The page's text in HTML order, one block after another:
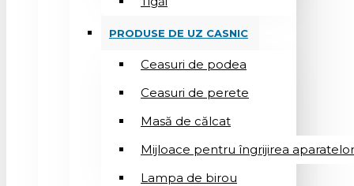
PRODUSE DE UZ CASNIC
Ceasuri de podea
Ceasuri de perete
Masă de călcat
Mijloace pentru îngrijirea
Lampa de birou